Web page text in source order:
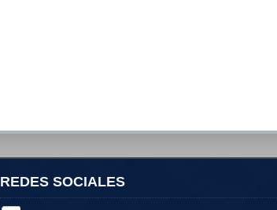
REDES SOCIALES